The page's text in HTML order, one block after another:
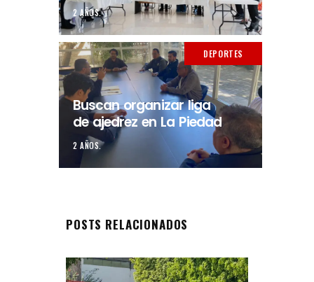
2 AÑOS.
DEPORTES
Buscan organizar liga
de ajedrez en La Piedad
2 AÑOS.
POSTS RELACIONADOS